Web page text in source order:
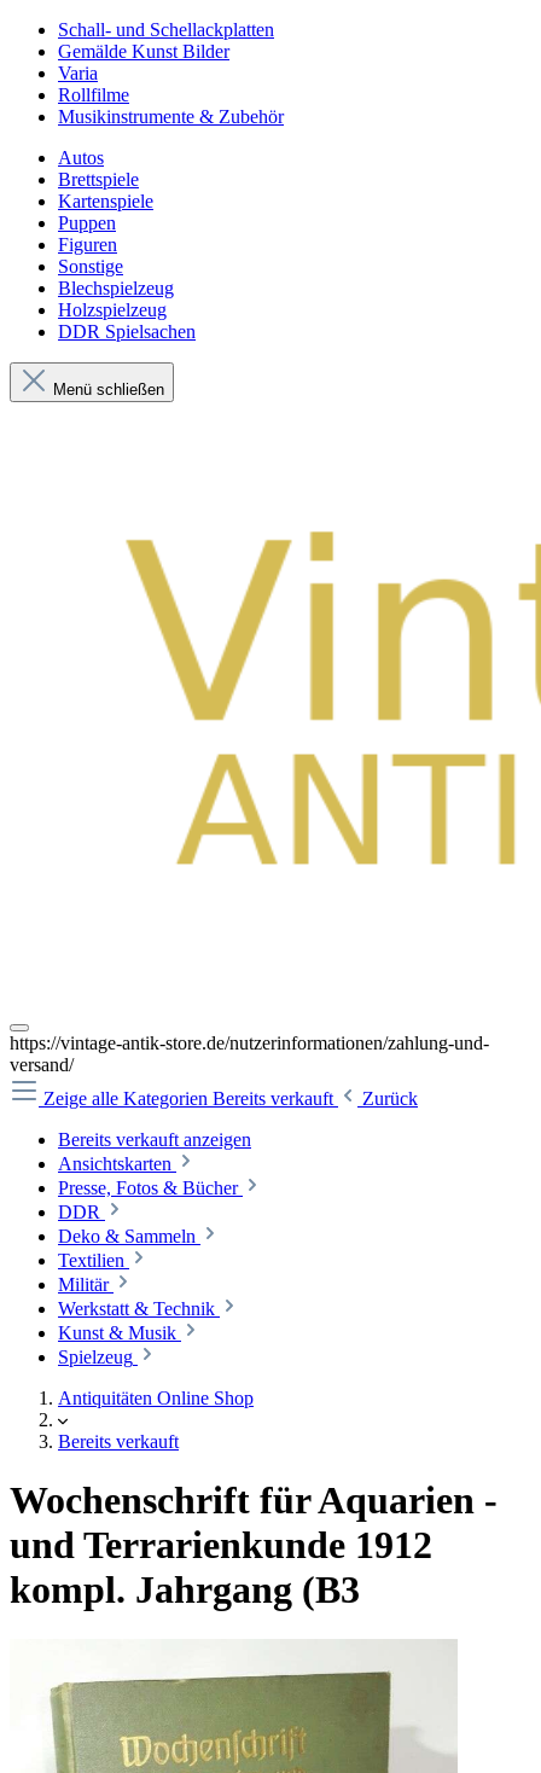
Schall- und Schellackplatten
Gemälde Kunst Bilder
Varia
Rollfilme
Musikinstrumente & Zubehör
Autos
Brettspiele
Kartenspiele
Puppen
Figuren
Sonstige
Blechspielzeug
Holzspielzeug
DDR Spielsachen
Menü schließen
https://vintage-antik-store.de/nutzerinformationen/zahlung-und-
versand/
Zeige alle Kategorien Bereits verkauft
Zurück
Bereits verkauft anzeigen
Ansichtskarten
Presse, Fotos & Bücher
DDR
Deko & Sammeln
Textilien
Militär
Werkstatt & Technik
Kunst & Musik
Spielzeug
Antiquitäten Online Shop
Bereits verkauft
Wochenschrift für Aquarien -
und Terrarienkunde 1912
kompl. Jahrgang (B3